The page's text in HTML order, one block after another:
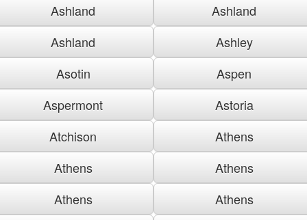
Ashland
Ashland
Ashland
Ashley
Asotin
Aspen
Aspermont
Astoria
Atchison
Athens
Athens
Athens
Athens
Athens